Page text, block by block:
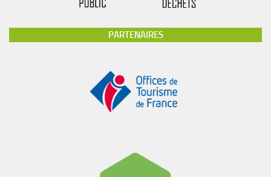
PARTENAIRES